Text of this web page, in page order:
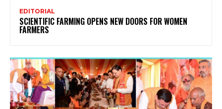
EDITORIAL
SCIENTIFIC FARMING OPENS NEW DOORS FOR WOMEN
FARMERS